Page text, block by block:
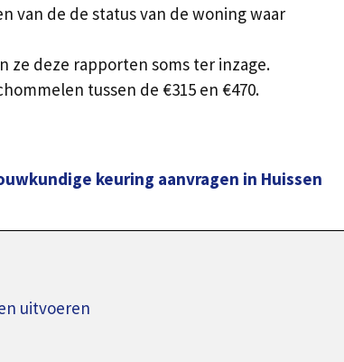
van de de status van de woning waar
ze deze rapporten soms ter inzage.
tussen de €315 en €470.
keuring aanvragen in Huissen
uitvoeren